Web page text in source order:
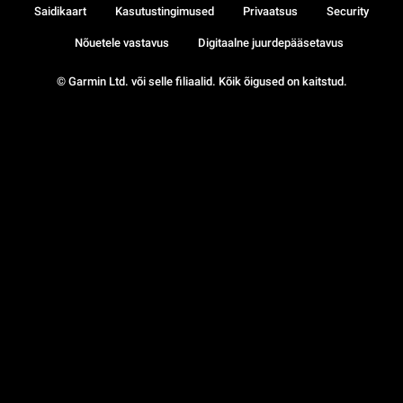
© Garmin Ltd. või selle filiaalid. Kõik õigused on kaitstud.
Saidikaart Kasutustingimused Privaatsus Security
Nõuetele vastavus Digitaalne juurdepääsetavus